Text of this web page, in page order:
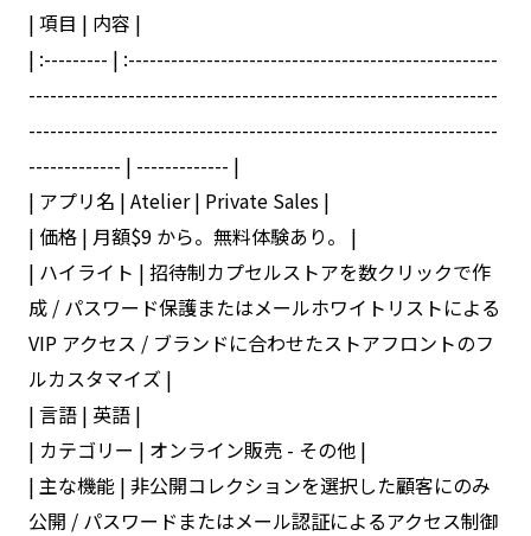
| 項目 | 内容 |
| :--------- | :----------------------------------------------------
------------------------------------------------------------------
------------------------------------------------------------------
------------- | ------------- |
| アプリ名 | Atelier | Private Sales |
| 価格 | 月額$9 から。無料体験あり。 |
| ハイライト | 招待制カプセルストアを数クリックで作
成 / パスワード保護またはメールホワイトリストによる
VIP アクセス / ブランドに合わせたストアフロントのフ
ルカスタマイズ |
| 言語 | 英語 |
| カテゴリー | オンライン販売 - その他 |
| 主な機能 | 非公開コレクションを選択した顧客にのみ
公開 / パスワードまたはメール認証によるアクセス制御